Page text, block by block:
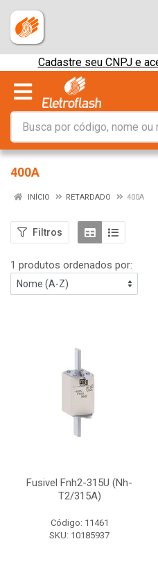
Cadastre seu CNPJ e
400A
INÍCIO RETARDADO 400A
Filtros
1 produtos ordenados por:
Fusivel Fnh2-315U (Nh-
T2/315A)
Código: 11461
SKU: 10185937